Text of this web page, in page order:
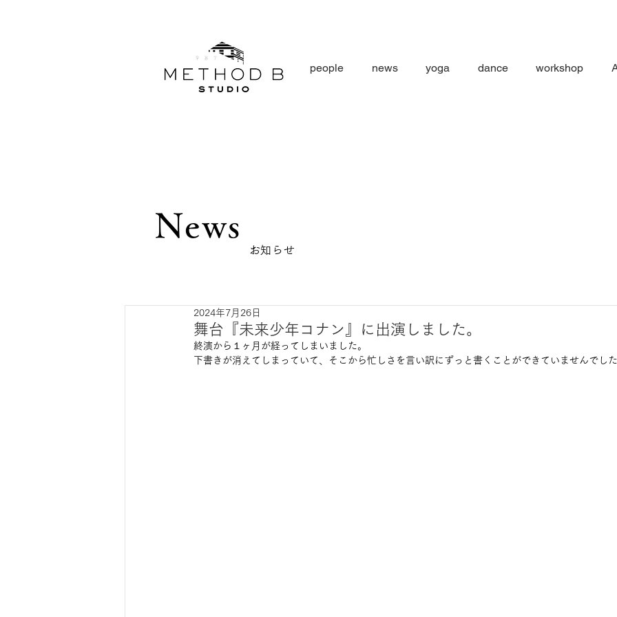
people news yoga dance workshop
​お知らせ
News
舞台『未来少年コナン』に出演しました。
2024年7月26日
終演から１ヶ月が経ってしまいました。
下書きが消えてしまっていて、そこから忙しさを言い訳にずっと書くことができていませんでし